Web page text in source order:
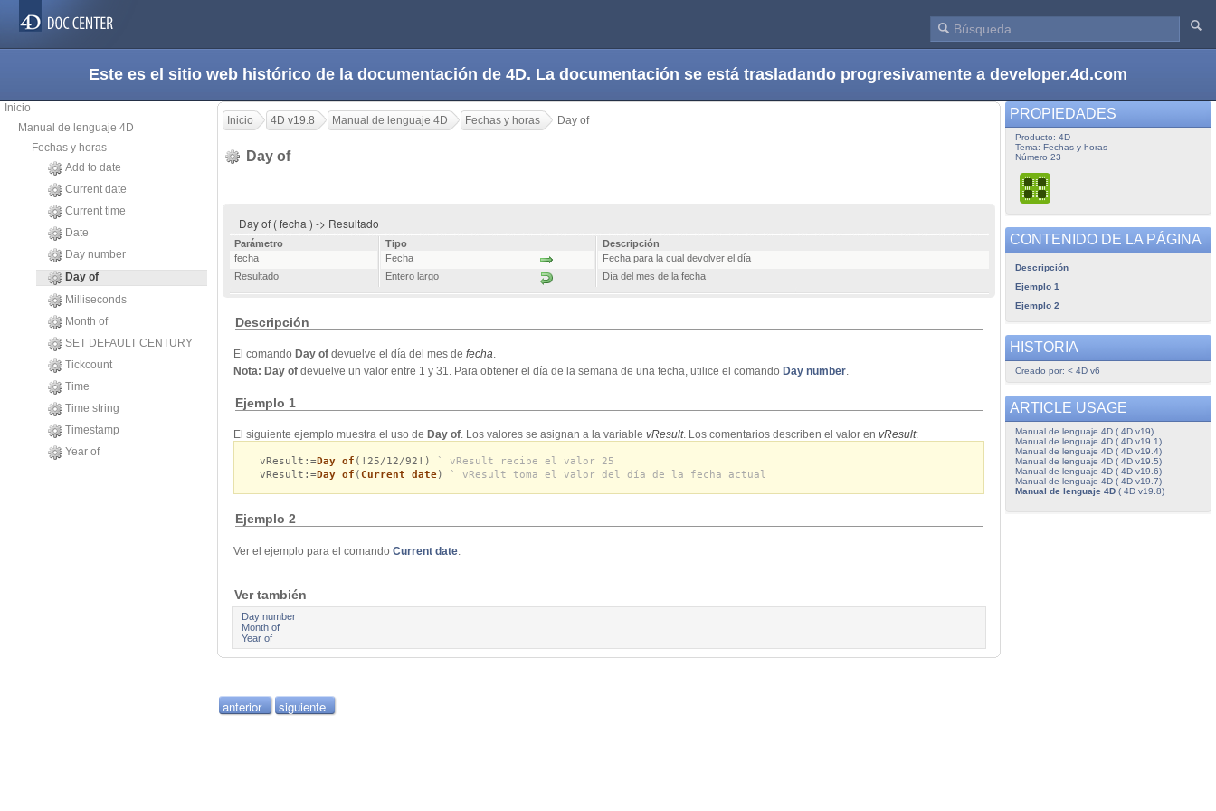
Este es el sitio web histórico de la documentación de 4D. La documentación se está trasladando progresivamente a developer.4d.com
Inicio
Manual de lenguaje 4D
Fechas y horas
Add to date
Current date
Current time
Date
Day number
Day of
Milliseconds
Month of
SET DEFAULT CENTURY
Tickcount
Time
Time string
Timestamp
Year of
Inicio 4D v19.8 Manual de lenguaje 4D Fechas y horas Day of
Day of
Day of ( fecha ) -> Resultado
Parámetro Tipo
Descripción
fecha
Fecha
Fecha para la cual devolver el día
Resultado
Entero largo Día del mes de la fecha
Descripción
El comando Day of devuelve el día del mes de fecha.
Nota: Day of devuelve un valor entre 1 y 31. Para obtener el día de la semana de una fecha, utilice el comando Day number.
Ejemplo 1
El siguiente ejemplo muestra el uso de Day of . Los valores se asignan a la variable vResult. Los comentarios describen el valor en vResult:
vResult:=Day of (!25/12/92!)
` vResult recibe el valor 25
vResult:=Day of (Current date) ` vResult toma el valor del día de la fecha actual
Ejemplo 2
Ver el ejemplo para el comando Current date
Ver también
Day number
Month of
Year of
anterior siguiente
PROPIEDADES
Producto: 4D
Tema: Fechas y horas
Número 23
CONTENIDO DE LA PÁGINA
Descripción
Ejemplo 1
Ejemplo 2
HISTORIA
Creado por: < 4D v6
ARTICLE USAGE
Manual de lenguaje 4D ( 4D v19)
Manual de lenguaje 4D ( 4D v19.1)
Manual de lenguaje 4D ( 4D v19.4)
Manual de lenguaje 4D ( 4D v19.5)
Manual de lenguaje 4D ( 4D v19.6)
Manual de lenguaje 4D ( 4D v19.7)
Manual de lenguaje 4D( 4D v19.8)